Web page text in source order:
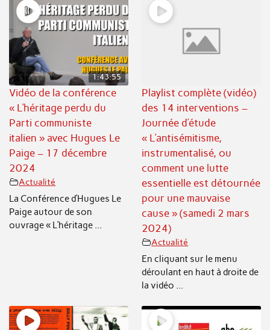
1:43:55
Vidéo de la conférence
« L’héritage perdu du
Parti communiste
italien » avec Hugues Le
Paige – 17 décembre
2024
Actualité
La Conférence d’Hugues Le
Paige autour de son
ouvrage « L’héritage ...
Playlist complète (vidéo)
des 14 interventions –
Journée d’étude
« L’antisémitisme,
instrumentalisé, ou
comment une lutte
essentielle est détournée
pour une mauvaise
cause » (samedi 2 mars
2024)
Actualité
En cliquant sur le menu
déroulant en haut à droite de
la vidéo ...